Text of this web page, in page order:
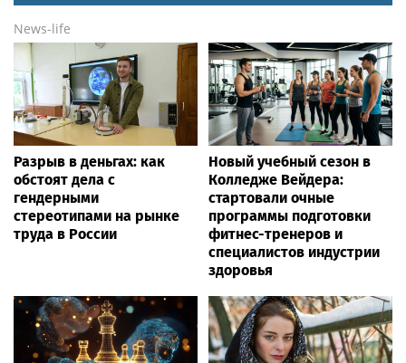
News-life
Разрыв в деньгах: как
обстоят дела с
гендерными
стереотипами на рынке
труда в России
Новый учебный сезон в
Колледже Вейдера:
стартовали очные
программы подготовки
фитнес-тренеров и
специалистов индустрии
здоровья